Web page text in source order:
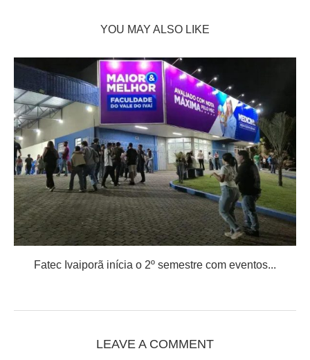
YOU MAY ALSO LIKE
Fatec Ivaiporã inícia o 2º semestre com eventos...
LEAVE A COMMENT